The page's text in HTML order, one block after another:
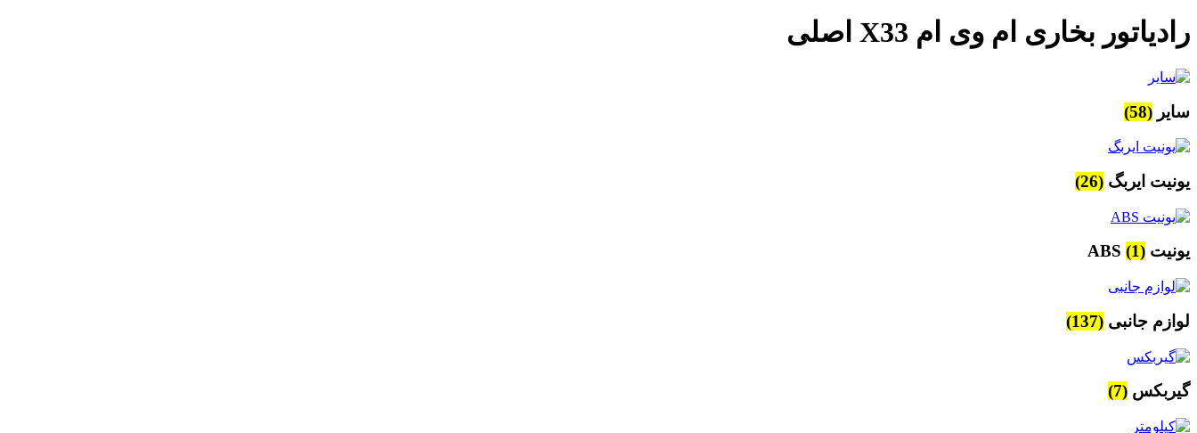
رادیاتور بخاری ام وی ام X33 اصلی
سایر (58)
یونیت ایربگ (26)
یونیت ABS (1)
لوازم جانبی (137)
گیربکس (7)